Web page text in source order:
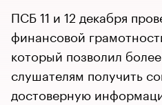
ПСБ 11 и 12 декабря
финансовой
который позволил
слушателям получить
достоверную